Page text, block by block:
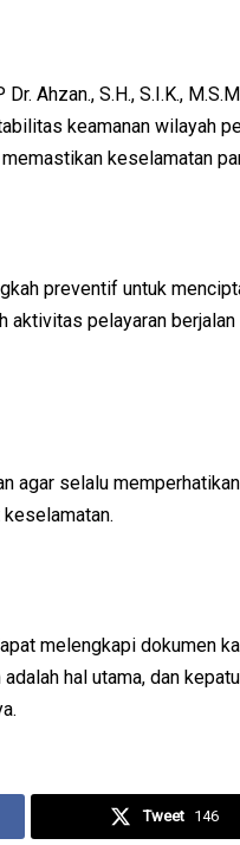
Ahzan., S.H., S.I.K.,
keamanan wilayah
keselamatan
preventif untuk
aktivitas pelayaran
agar selalu
melengkapi dokumen
hal utama, dan
Tweet 146